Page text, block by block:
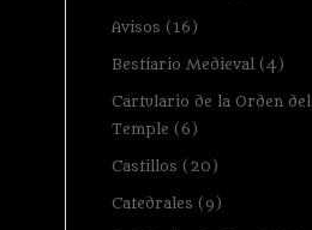
Avisos (16)
Bestiario Medieval (4)
Cartulario de la Orden del
Temple (6)
Castillos (20)
Catedrales (9)